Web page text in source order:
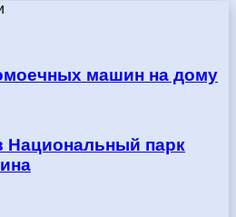
машин на дому
Национальный парк